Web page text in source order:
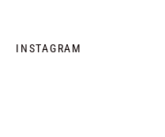
INSTAGRAM